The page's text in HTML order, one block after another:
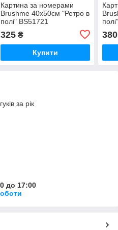
Картина за номерами
Brushme 40x50см "Ретро в
полі" BS51721
325₴
Купити
380
за рік
до 17:00